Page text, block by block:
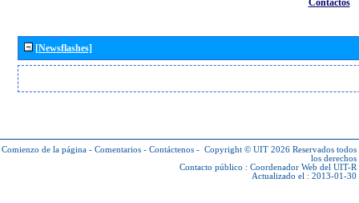
[Newsflashes]
Comienzo de la página - Comentarios - Contáctenos - Copyright © UIT 2026 Reservados todos
los derechos
Contacto público : Coordenador Web del UIT-R
Actualizado el : 2013-01-30